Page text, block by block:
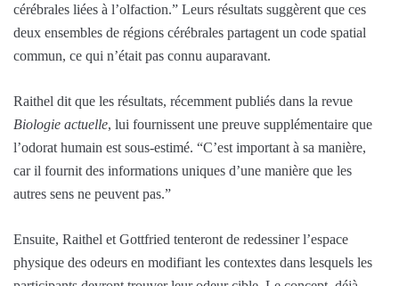
cérébrales liées à l’olfaction.” Leurs résultats suggèrent que ces
deux ensembles de régions cérébrales partagent un code spatial
commun, ce qui n’était pas connu auparavant.
Raithel dit que les résultats, récemment publiés dans la revue
Biologie actuelle, lui fournissent une preuve supplémentaire que
l’odorat humain est sous-estimé. “C’est important à sa manière,
car il fournit des informations uniques d’une manière que les
autres sens ne peuvent pas.”
Ensuite, Raithel et Gottfried tenteront de redessiner l’espace
physique des odeurs en modifiant les contextes dans lesquels les